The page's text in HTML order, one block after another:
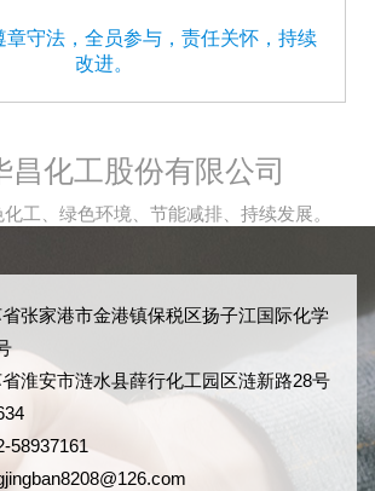
章守法，全员参与，责任关怀，持续
改进。
昌化工股份有限公司
工、绿色环境、节能减排、持续发展。
张家港市金港镇保税区扬子江国际化学
淮安市涟水县薛行化工园区涟新路28号
58937161